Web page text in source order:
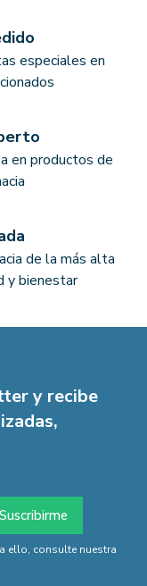
especiales en
en productos de
de la más alta
y bienestar
y recibe
ello, consulte nuestra